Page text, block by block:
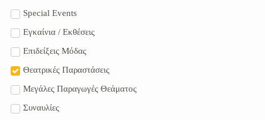
Special Events
Εγκαίνια / Εκθέσεις
Επιδείξεις Μόδας
Θεατρικές Παραστάσεις
Μεγάλες Παραγωγές Θεάματος
Συναυλίες